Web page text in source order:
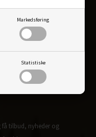
Markedsføring
Statistiske
tilbud, nyheder og